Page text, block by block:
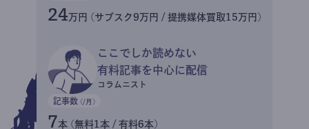
24万円 (サブスク9万円 / 提携媒体買取15万円)
ここでしか読めない
有料記事を中心に配信
コラムニスト
記事数 (/月)
7本 (無料1本 / 有料6本)